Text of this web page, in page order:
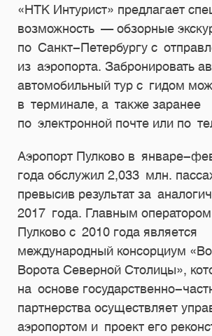
«НТК Интурист» предлагает
возможность — обзорные
по Санкт-Петербургу с
из аэропорта. Забронировать
автомобильный тур с гидом
в терминале, а также заранее
по электронной почте или по
Аэропорт Пулково в январе-
года обслужил 2,033 млн.
превысив результат за
2017 года. Главным
Пулково с 2010 года является
международный консорциум
Ворота Северной Столицы»,
на основе государственно-
партнерства осуществляет
аэропортом и проект его